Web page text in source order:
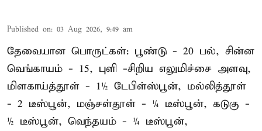
Published on: 03 Aug 2026, 9:49 am
தேவையான பொருட்கள்: பூண்டு - 20 பல், சின்ன
வெங்காயம் - 15, புளி -சிறிய எலுமிச்சை அளவு,
மிளகாய்த்தூள் - 1½ டேபிள்ஸ்பூன், மல்லித்தூள்
- 2 டீஸ்பூன், மஞ்சள்தூள் - ¼ டீஸ்பூன், கடுகு -
½ டீஸ்பூன், வெந்தயம் - ¼ டீஸ்பூன்,